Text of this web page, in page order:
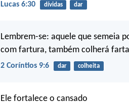
Lucas 6:30 dívidas dar
Lembrem-se: aquele que semeia
com fartura, também colherá
2 Coríntios 9:6 dar colheita
Ele fortalece o cansado